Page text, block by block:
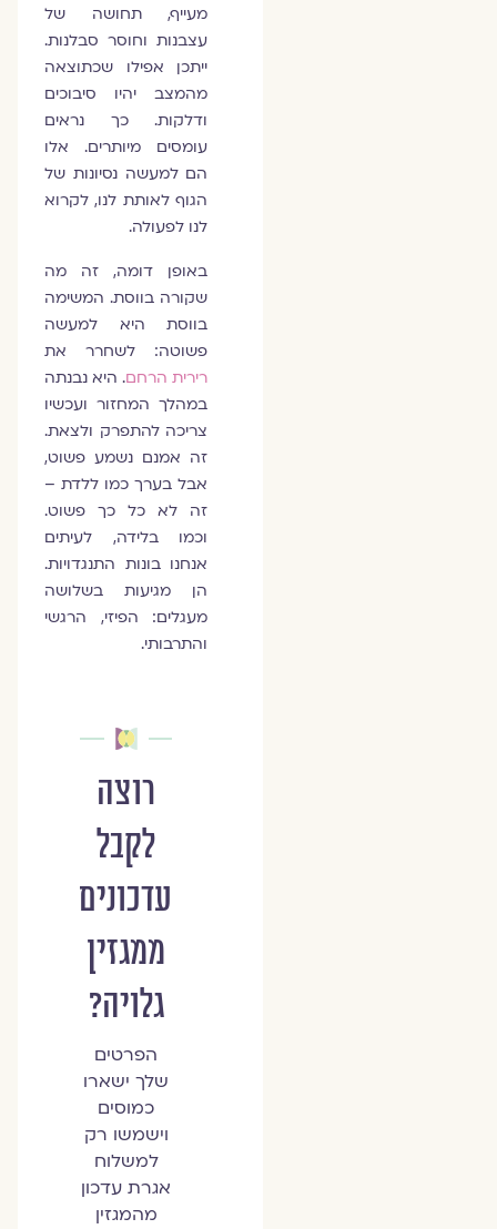
מעייף, תחושה של
עצבנות וחוסר סבלנות.
ייתכן אפילו שכתוצאה
מהמצב יהיו סיבוכים
ודלקות. כך נראים
עומסים מיותרים. אלו
הם למעשה נסיונות של
הגוף לאותת לנו, לקרוא
לנו לפעולה.
באופן דומה, זה מה
שקורה בווסת. המשימה
בווסת היא למעשה
פשוטה: לשחרר את
רירית הרחם. היא נבנתה
במהלך המחזור ועכשיו
צריכה להתפרק ולצאת.
זה אמנם נשמע פשוט,
אבל בערך כמו ללדת –
זה לא כל כך פשוט.
וכמו בלידה, לעיתים
אנחנו בונות התנגדויות.
הן מגיעות בשלושה
מעגלים: הפיזי, הרגשי
והתרבותי.
רוצה
לקבל
עדכונים
ממגזין
גלויה?
הפרטים
שלך ישארו
כמוסים
וישמשו רק
למשלוח
אגרת עדכון
מהמגזין